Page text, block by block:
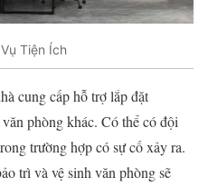
Tiện Ích
cung cấp hỗ trợ lắp đặt
phòng khác. Có thể có đội
trường hợp có sự cố xảy ra.
trì và vệ sinh văn phòng sẽ